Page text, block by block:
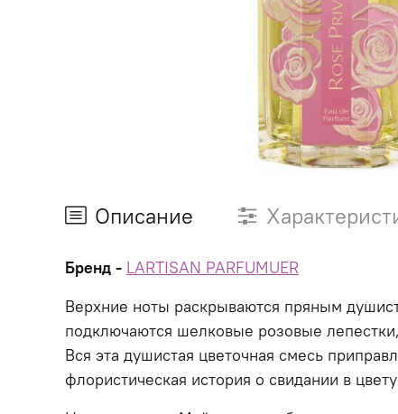
Описание
Бренд - LARTISAN PARFUMUER
Верхние ноты раскрываются пряным
подключаются шелковые розовые
Вся эта душистая цветочная смесь
флористическая история о свидании в